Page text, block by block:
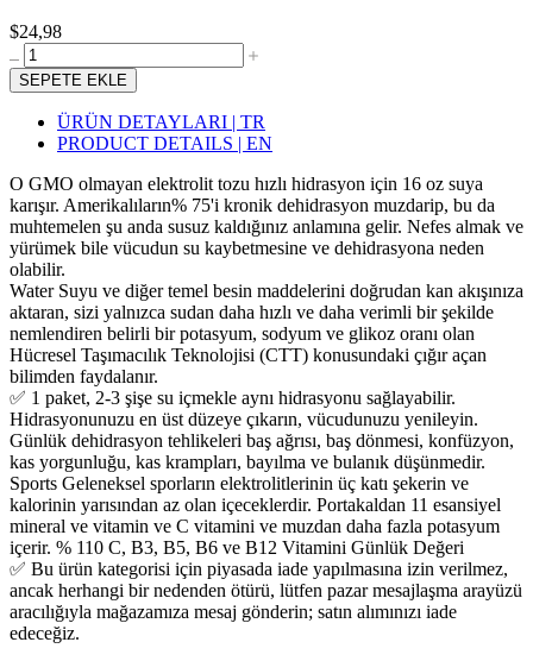
$24,98
SEPETE EKLE
ÜRÜN DETAYLARI | TR
PRODUCT DETAILS | EN
O GMO olmayan elektrolit tozu hızlı hidrasyon için 16 oz suya
karışır. Amerikalıların% 75'i kronik dehidrasyon muzdarip, bu da
muhtemelen şu anda susuz kaldığınız anlamına gelir. Nefes almak ve
yürümek bile vücudun su kaybetmesine ve dehidrasyona neden
olabilir.
Water Suyu ve diğer temel besin maddelerini doğrudan kan akışınıza
aktaran, sizi yalnızca sudan daha hızlı ve daha verimli bir şekilde
nemlendiren belirli bir potasyum, sodyum ve glikoz oranı olan
Hücresel Taşımacılık Teknolojisi (CTT) konusundaki çığır açan
bilimden faydalanır.
✅ 1 paket, 2-3 şişe su içmekle aynı hidrasyonu sağlayabilir.
Hidrasyonunuzu en üst düzeye çıkarın, vücudunuzu yenileyin.
Günlük dehidrasyon tehlikeleri baş ağrısı, baş dönmesi, konfüzyon,
kas yorgunluğu, kas krampları, bayılma ve bulanık düşünmedir.
Sports Geleneksel sporların elektrolitlerinin üç katı şekerin ve
kalorinin yarısından az olan içeceklerdir. Portakaldan 11 esansiyel
mineral ve vitamin ve C vitamini ve muzdan daha fazla potasyum
içerir. % 110 C, B3, B5, B6 ve B12 Vitamini Günlük Değeri
✅ Bu ürün kategorisi için piyasada iade yapılmasına izin verilmez,
ancak herhangi bir nedenden ötürü, lütfen pazar mesajlaşma arayüzü
aracılığıyla mağazamıza mesaj gönderin; satın alımınızı iade
edeceğiz.